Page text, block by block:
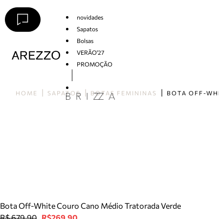
novidades
Sapatos
Bolsas
VERÃO'27
PROMOÇÃO
HOME SAPATOS BOTAS FEMININAS
Bota Off-White Couro Cano Médio Tratorada Verde